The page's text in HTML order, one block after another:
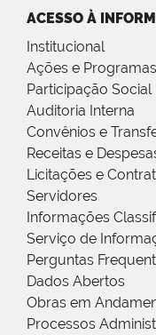
ACESSO À
Institucional
Ações e Programas
Participação Social
Auditoria Interna
Convênios e
Receitas e
Licitações e
Servidores
Informações
Serviço de
Perguntas
Dados Abertos
Obras em
Processos